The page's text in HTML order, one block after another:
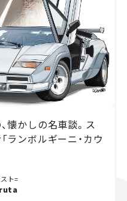
懐かしの名車談。ス
ランボルギーニ・カウ
ト=
スズキ｜Suzuki
スター｜Mazda Roadster